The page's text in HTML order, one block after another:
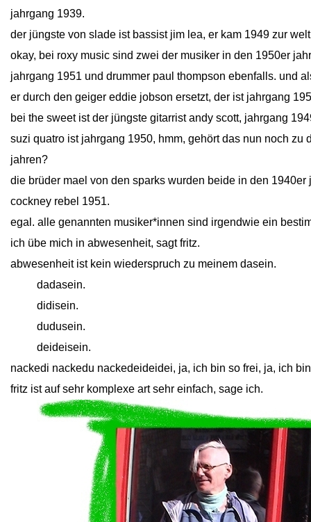
jahrgang 1939.
der jüngste von slade ist bassist jim lea, er kam 1949 zur
okay, bei roxy music sind zwei der musiker in den 1950er
jahrgang 1951 und drummer paul thompson ebenfalls. und
er durch den geiger eddie jobson ersetzt, der ist jahrgang
bei the sweet ist der jüngste gitarrist andy scott, jahrgang
suzi quatro ist jahrgang 1950, hmm, gehört das nun noch zu
jahren?
die brüder mael von den sparks wurden beide in den
cockney rebel 1951.
egal. alle genannten musiker*innen sind irgendwie ein
ich übe mich in abwesenheit, sagt fritz.
abwesenheit ist kein wiederspruch zu meinem dasein.
dadasein.
didisein.
dudusein.
deideisein.
nackedi nackedu nackedeideidei, ja, ich bin so frei, ja, ich
fritz ist auf sehr komplexe art sehr einfach, sage ich.